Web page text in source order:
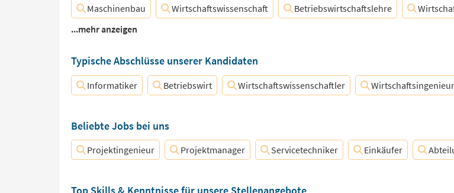
Maschinenbau Wirtschaftswissenschaft Betriebswirtschaftslehre
...mehr anzeigen
Typische Abschlüsse unserer Kandidaten
Informatiker Betriebswirt Wirtschaftswissenschaftler Wirtschaftsingenieur
Beliebte Jobs bei uns
Projektingenieur Projektmanager Servicetechniker Einkäufer